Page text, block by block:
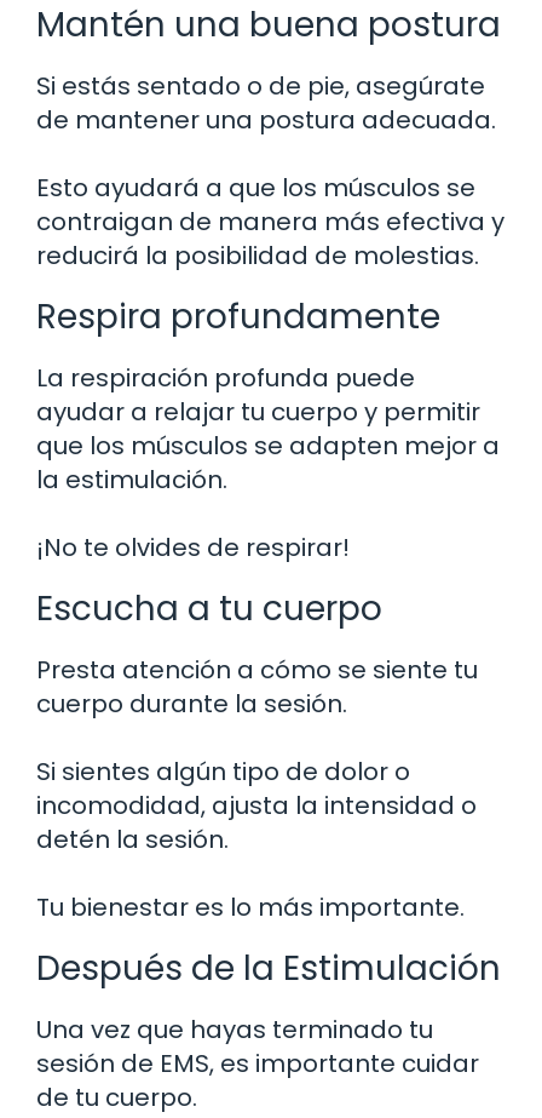
Mantén una buena postura
Si estás sentado o de pie, asegúrate
de mantener una postura adecuada.
Esto ayudará a que los músculos se
contraigan de manera más efectiva y
reducirá la posibilidad de molestias.
Respira profundamente
La respiración profunda puede
ayudar a relajar tu cuerpo y permitir
que los músculos se adapten mejor a
la estimulación.
¡No te olvides de respirar!
Escucha a tu cuerpo
Presta atención a cómo se siente tu
cuerpo durante la sesión.
Si sientes algún tipo de dolor o
incomodidad, ajusta la intensidad o
detén la sesión.
Tu bienestar es lo más importante.
Después de la Estimulación
Una vez que hayas terminado tu
sesión de EMS, es importante cuidar
de tu cuerpo.